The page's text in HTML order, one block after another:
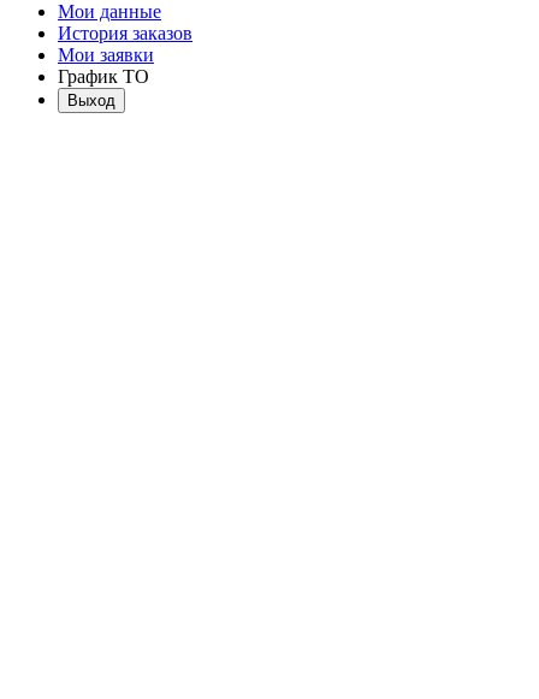
Мои данные
История заказов
Мои заявки
График ТО
Выход